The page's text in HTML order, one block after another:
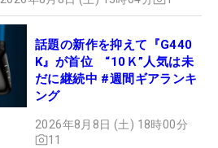
話題の新作を抑えて『G440
K』が首位 “10Ｋ”人気は未
だに継続中 #週間ギアランキ
ング
2026年8月8日 (土) 18時00分
11